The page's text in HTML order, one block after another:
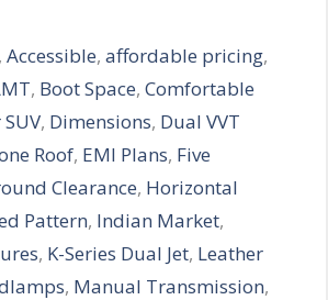
,Accessible,affordable pricing,
, Boot Space, Comfortable
, Dimensions, Dual VVT
Roof, EMI Plans, Five
Clearance, Horizontal
Pattern, Indian Market,
, K-Series Dual Jet, Leather
, Manual Transmission,